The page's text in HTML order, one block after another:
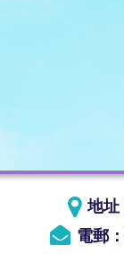
地址
電郵：